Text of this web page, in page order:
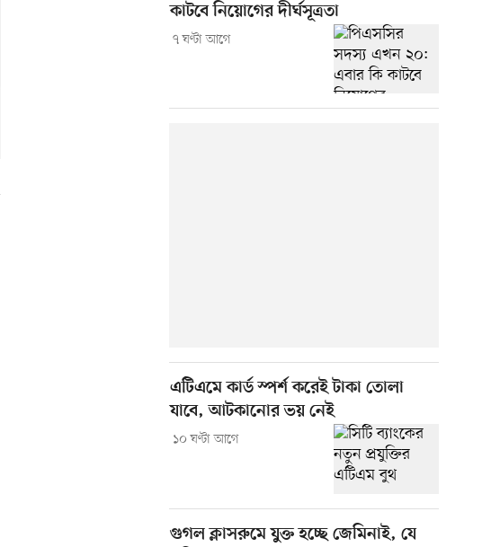
কাটবে নিয়োগের দীর্ঘসূত্রতা
৭ ঘণ্টা আগে
এটিএমে কার্ড স্পর্শ করেই টাকা তোলা
যাবে, আটকানোর ভয় নেই
১০ ঘণ্টা আগে
গুগল ক্লাসরুমে যুক্ত হচ্ছে জেমিনাই, যে